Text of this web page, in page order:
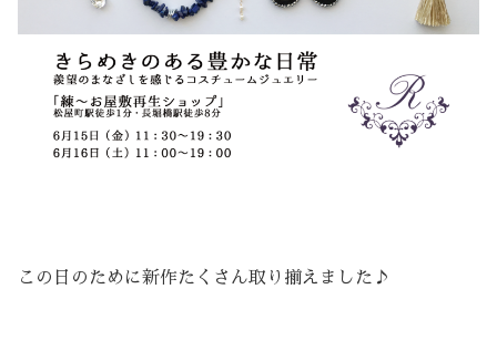
この日のために新作たくさん取り揃えました♪